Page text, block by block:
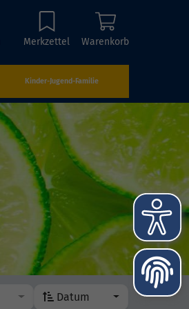
Merkzettel Warenkorb
Kinder-Jugend-Familie
Datum